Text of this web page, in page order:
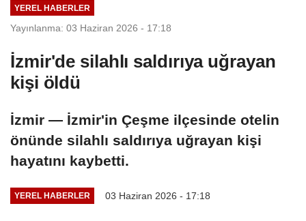
YEREL HABERLER
Yayınlanma: 03 Haziran 2026 - 17:18
İzmir'de silahlı saldırıya uğrayan
kişi öldü
İzmir — İzmir'in Çeşme ilçesinde otelin
önünde silahlı saldırıya uğrayan kişi
hayatını kaybetti.
YEREL HABERLER 03 Haziran 2026 - 17:18